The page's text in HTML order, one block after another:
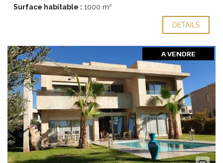
Surface habitable : 1000 m²
DETAILS
A VENDRE